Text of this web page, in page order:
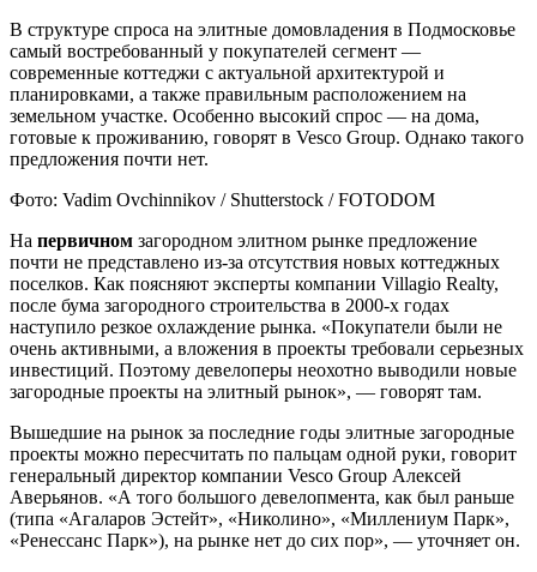
В структуре спроса на элитные домовладения в Подмосковье
самый востребованный у покупателей сегмент —
современные коттеджи с актуальной архитектурой и
планировками, а также правильным расположением на
земельном участке. Особенно высокий спрос — на дома,
готовые к проживанию, говорят в Vesco Group. Однако такого
предложения почти нет.
Фото: Vadim Ovchinnikov / Shutterstock / FOTODOM
На первичном загородном элитном рынке предложение
почти не представлено из-за отсутствия новых коттеджных
поселков. Как поясняют эксперты компании Villagio Realty,
после бума загородного строительства в 2000-х годах
наступило резкое охлаждение рынка. «Покупатели были не
очень активными, а вложения в проекты требовали серьезных
инвестиций. Поэтому девелоперы неохотно выводили новые
загородные проекты на элитный рынок», — говорят там.
Вышедшие на рынок за последние годы элитные загородные
проекты можно пересчитать по пальцам одной руки, говорит
генеральный директор компании Vesco Group Алексей
Аверьянов. «А того большого девелопмента, как был раньше
(типа «Агаларов Эстейт», «Николино», «Миллениум Парк»,
«Ренессанс Парк»), на рынке нет до сих пор», — уточняет он.